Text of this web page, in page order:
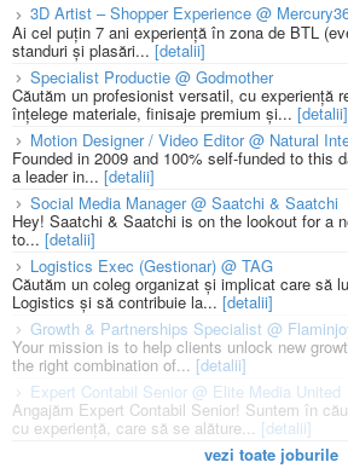
3D Artist – Shopper Experience @
Ai cel puțin 7 ani experiență în zona de BTL
standuri și plasări...[detalii]
Specialist Productie @ Godmother
Căutăm un profesionist versatil, cu experiență
înțelege materiale, finisaje premium și... [detalii]
Motion Designer / Video Editor @ Natural
Founded in 2009 and 100% self-funded to this
a leader in... [detalii]
Social Media Manager @ Saatchi & Saatchi
Hey! Saatchi & Saatchi is on the lookout for a
to... [detalii]
Logistics Exec (Gestionar) @ TAG
Căutăm un coleg organizat și implicat care să
Logistics și să contribuie la... [detalii]
Growth & Partnerships Specialist @
Your mission is to help clients unlock new
the right combination of... [detalii]
Expert Contabil Senior @ Elite Media United
Angajăm Expert Contabil Senior! Suntem în
cu experiență, care să se alăture... [detalii]
vezi toate joburile